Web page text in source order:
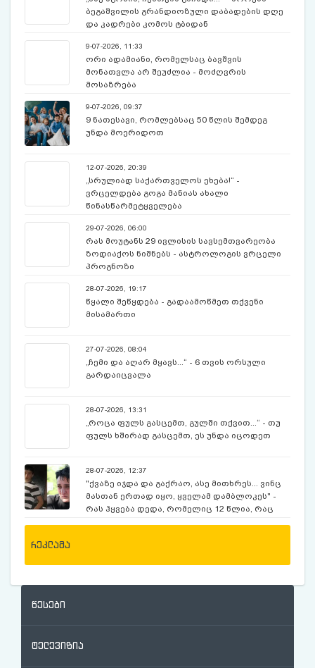
ბეგაშვილის გრანდიოზული დაბადების დღე
და კადრები კომოს ტბიდან
9-07-2026, 11:33
ორი ადამიანი, რომელსაც ბავშვის
მონათვლა არ შეუძლია - მოძღვრის
მოსაზრება
9-07-2026, 09:37
9 ნათესავი, რომლებსაც 50 წლის შემდეგ
უნდა მოერიდოთ
12-07-2026, 20:39
„სრულიად საქართველოს ეხება!“ -
ვრცელდება გოგა მანიას ახალი
წინასწარმეტყველება
29-07-2026, 06:00
რას მოუტანს 29 ივლისის სავსემთვარეობა
ზოდიაქოს ნიშნებს - ასტროლოგის ვრცელი
პროგნოზი
28-07-2026, 19:17
წყალი შეწყდება - გადაამოწმეთ თქვენი
მისამართი
27-07-2026, 08:04
„ჩემი და აღარ მყავს...“ - 6 თვის ორსული
გარდაიცვალა
28-07-2026, 13:31
„როცა ფულს გასცემთ, გულში თქვით...“ - თუ
ფულს ხშირად გასცემთ, ეს უნდა იცოდეთ
28-07-2026, 12:37
"ქვაზე იჯდა და გაქრაო, ასე მითხრეს... ვინც
მასთან ერთად იყო, ყველამ დამბლოკეს" -
რას ჰყვება დედა, რომელიც 12 წლია, რაც
რეკლამა
წესები
ტელევიზია